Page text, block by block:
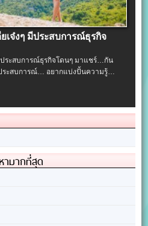
เจ๋งๆ มีประสบการณ์ธุรกิจ
ประสบการณ์ธุรกิจโดนๆ มาแชร์…กัน
ระสบการณ์… อยากแบ่งปั้นความรู้…
ามากที่สุด